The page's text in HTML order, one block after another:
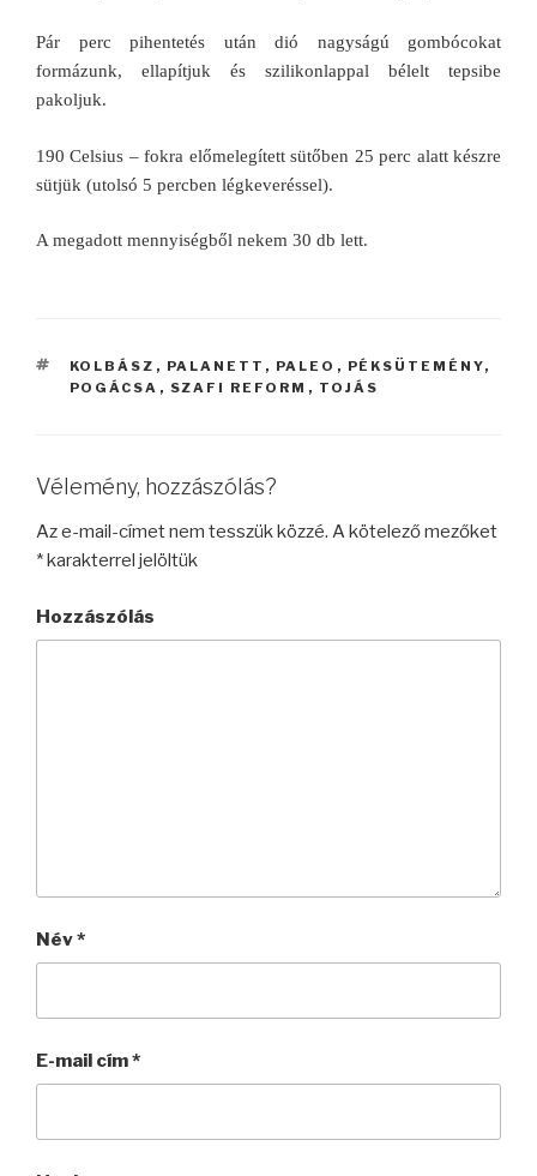
Pár perc pihentetés után dió nagyságú gombócokat
formázunk, ellapítjuk és szilikonlappal bélelt tepsibe
pakoljuk.
190 Celsius – fokra előmelegített sütőben 25 perc alatt készre
sütjük (utolsó 5 percben légkeveréssel).
A megadott mennyiségből nekem 30 db lett.
CÍMKÉK
KOLBÁSZ , PALANETT , PALEO , PÉKSÜTEMÉNY,
POGÁCSA , SZAFI REFORM , TOJÁS
Vélemény, hozzászólás?
Az e-mail-címet nem tesszük közzé. A kötelező mezőket
*karakterrel jelöltük
Hozzászólás
Név*
E-mail cím*